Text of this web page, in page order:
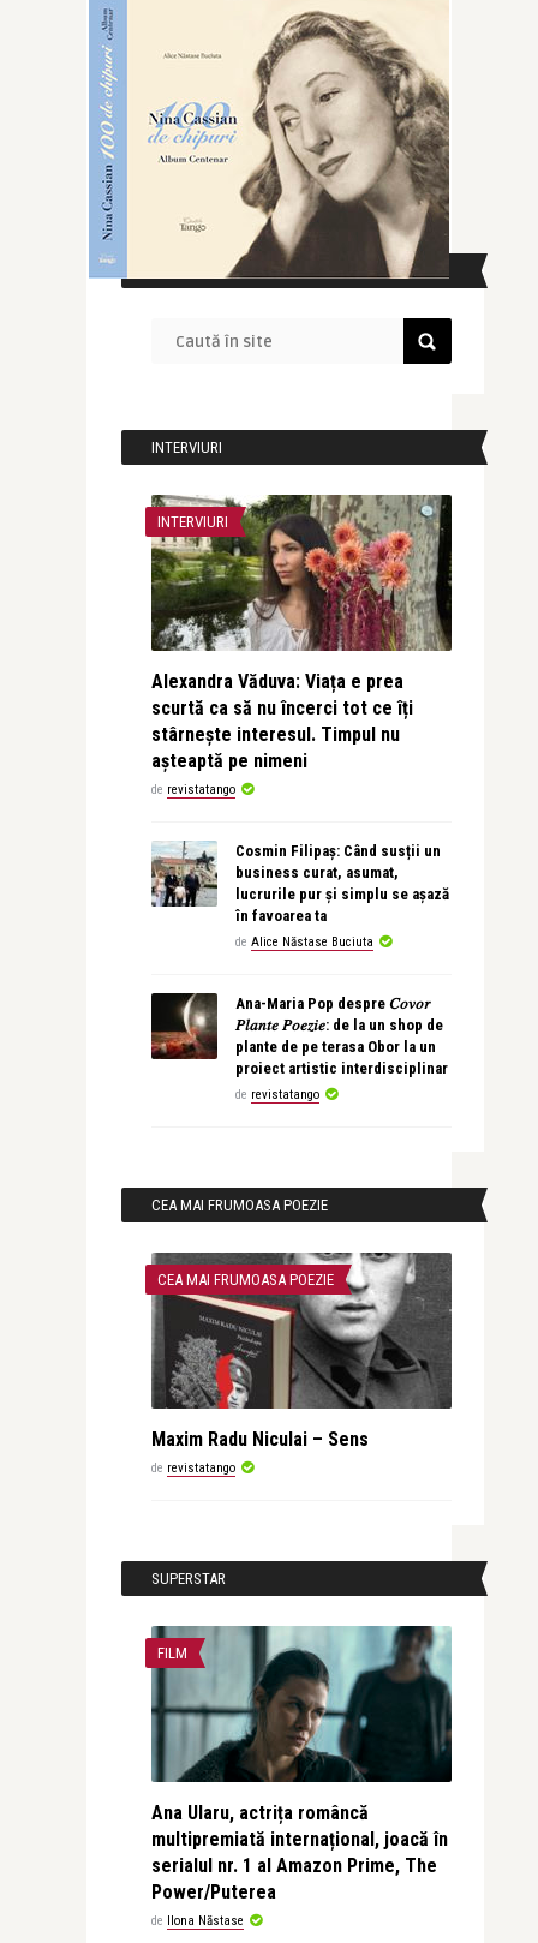
CAUTĂ ÎN SITE
INTERVIURI
INTERVIURI
Alexandra Văduva: Viața e prea
scurtă ca să nu încerci tot ce îți
stârnește interesul. Timpul nu
așteaptă pe nimeni
de revistatango
Cosmin Filipaș: Când susții un
business curat, asumat,
lucrurile pur și simplu se așază
în favoarea ta
de Alice Năstase Buciuta
Ana-Maria Pop despre 𝐶𝑜𝑣𝑜𝑟
𝑃𝑙𝑎𝑛𝑡𝑒 𝑃𝑜𝑒𝑧𝑖𝑒: de la un shop de
plante de pe terasa Obor la un
proiect artistic interdisciplinar
de revistatango
CEA MAI FRUMOASA POEZIE
CEA MAI FRUMOASA POEZIE
Maxim Radu Niculai – Sens
de revistatango
SUPERSTAR
FILM
Ana Ularu, actrița româncă
multipremiată internațional, joacă în
serialul nr. 1 al Amazon Prime, The
Power/Puterea
de Ilona Năstase